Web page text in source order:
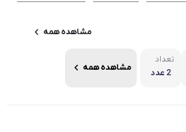
مشاهده همه
تعداد
2 عدد
مشاهده همه